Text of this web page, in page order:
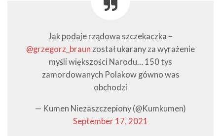
Jak podaje rządowa szczekaczka –
@grzegorz_braun został ukarany za wyrażenie
myśli większości Narodu… 150 tys
zamordowanych Polakow gówno was
obchodzi
— Kumen Niezaszczepiony (@Kumkumen)
September 17, 2021